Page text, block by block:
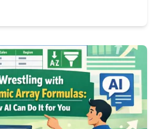
o Excel AI para obter
liberando você para